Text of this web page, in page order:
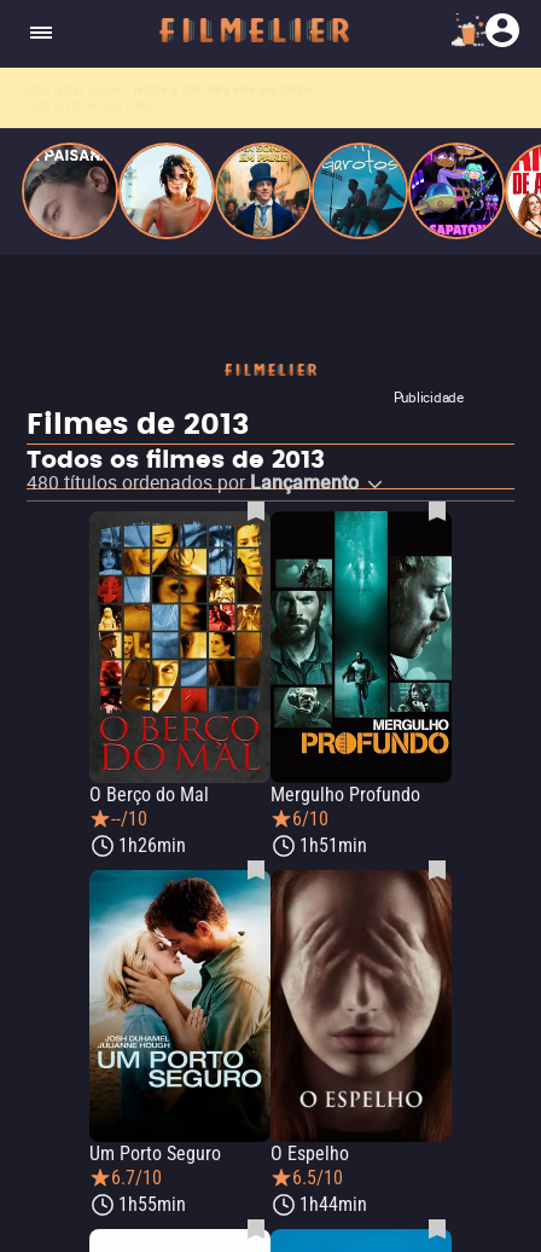
Publicidade
Filmes de 2013
Todos os filmes de 2013
480títulos ordenados por Lançamento
O Berço do Mal
--/10
1h26min
Mergulho Profundo
6/10
1h51min
Um Porto Seguro
6.7/10
1h55min
O Espelho
6.5/10
1h44min
quando se apaixona por um de seus alvos.